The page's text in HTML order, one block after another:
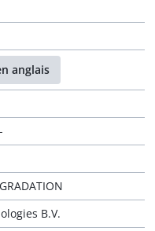
anglais
-
B.V.